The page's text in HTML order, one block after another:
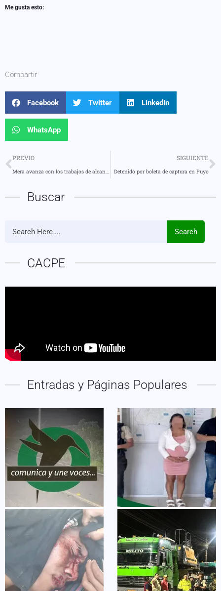
Me gusta esto:
Compartir
Facebook Twitter LinkedIn
WhatsApp
PREVIO
Mera avanza con los trabajos de alcantarillado en el sector Wao de Shell
SIGUIENTE
Detenido por boleta de captura en Puyo
Buscar
Search
CACPE
Entradas y Páginas Populares